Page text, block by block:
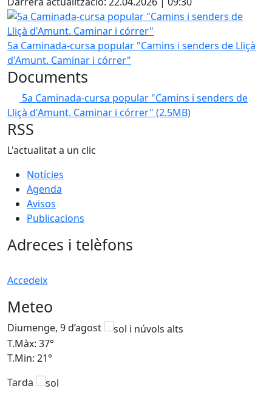
5a Caminada-cursa popular "Camins i senders de Lliçà
5a Caminada-cursa popular "Camins i senders de Lliçà
d'Amunt. Caminar i córrer"
Documents
5a Caminada-cursa popular "Camins i senders de
Lliçà d'Amunt. Caminar i córrer" (2.5MB)
RSS
L'actualitat a un clic
Notícies
Agenda
Avisos
Publicacions
Adreces i telèfons
Accedeix
Meteo
Diumenge, 9 d’agost
T.Màx: 37°
T.Min: 21°
Tarda